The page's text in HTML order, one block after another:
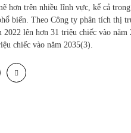
hơn trên nhiều lĩnh vực, kể cả
biến. Theo Công ty phân tích thị
2022 lên hơn 31 triệu chiếc vào
chiếc vào năm 2035(3).